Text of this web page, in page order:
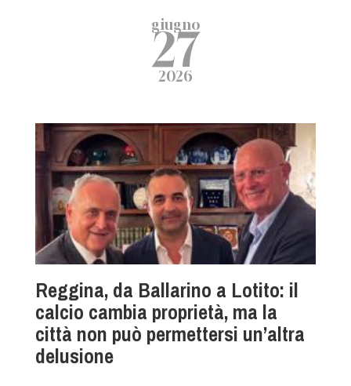
giugno
27
2026
Reggina, da Ballarino a Lotito: il
calcio cambia proprietà, ma la
città non può permettersi un’altra
delusione